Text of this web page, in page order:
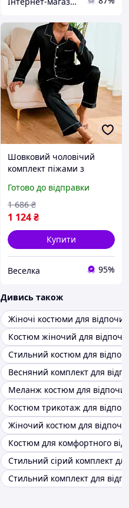
Шовковий чоловічий
комплект піжами з
штанами 2XL для сну та
відпочинку комфортний
стильний FLAME
Готово до відправки
1 124₴
1 686 ₴
Купити
Веселка 95%
Дивись також
Жіночі костюми для
Костюм жіночий для
Стильний костюм для
Весняний комплект для
Меланж костюм для
Костюм трикотаж для
Жіночий костюм для
Костюм для комфортного
Стильний сірий комплект
Стильний комплект для